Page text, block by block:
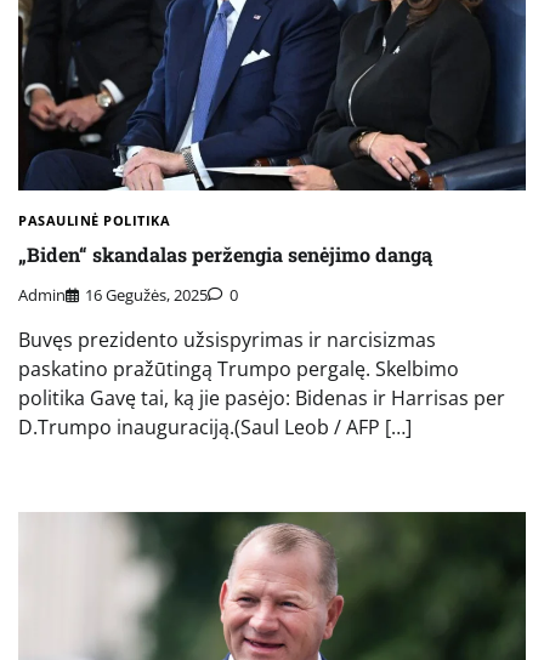
PASAULINĖ POLITIKA
„Biden“ skandalas peržengia senėjimo dangą
Admin 16 Gegužės, 2025 0
Buvęs prezidento užsispyrimas ir narcisizmas
paskatino pražūtingą Trumpo pergalę. Skelbimo
politika Gavę tai, ką jie pasėjo: Bidenas ir Harrisas per
D.Trumpo inauguraciją.(Saul Leob / AFP […]